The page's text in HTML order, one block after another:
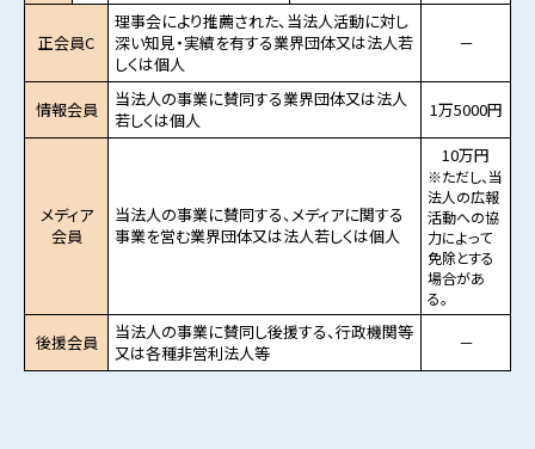
正会員C
理事会により推薦された、当法人活動に対し
深い知見・実績を有する業界団体又は法人若
しくは個人
－
情報会員
当法人の事業に賛同する業界団体又は法人
若しくは個人
1万5000円
メディア
会員
当法人の事業に賛同する、メディアに関する
事業を営む業界団体又は法人若しくは個人
10万円
※ただし、当
法人の広報
活動への協
力によって
免除とする
場合があ
る。
後援会員
当法人の事業に賛同し後援する、行政機関等
又は各種非営利法人等
－